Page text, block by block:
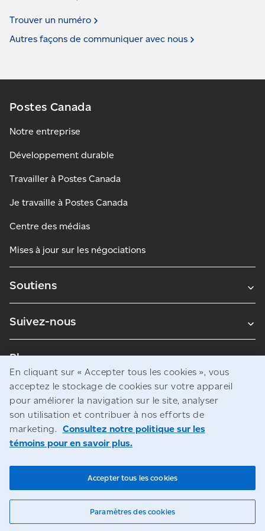
Trouver un numéro
Autres façons de communiquer avec nous
Postes Canada
Notre entreprise
Développement durable
Travailler à Postes Canada
Je travaille à Postes Canada
Centre des médias
Mises à jour sur les négociations
Soutiens
Suivez-nous
Blogues
© Société canadienne des postes
Avis juridiques
Accès à l’information
En cliquant sur « Accepter tous les cookies », vous
acceptez le stockage de cookies sur votre appareil
pour améliorer la navigation sur le site, analyser
son utilisation et contribuer à nos efforts de
marketing. Consultez notre politique sur les
témoins pour en savoir plus.
Paramètres des cookies
Accepter tous les cookies